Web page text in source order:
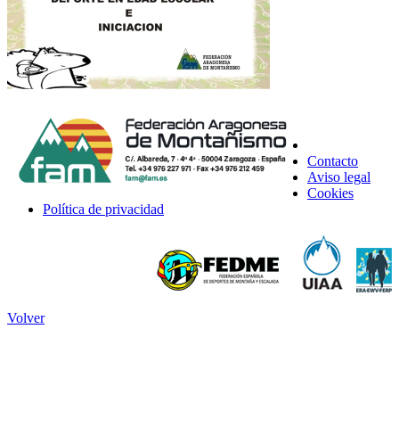
Contacto
Aviso legal
Cookies
Política de privacidad
Volver